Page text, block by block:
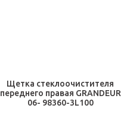
Щетка стеклоочистителя
переднего правая GRANDEUR
06- 98360-3L100